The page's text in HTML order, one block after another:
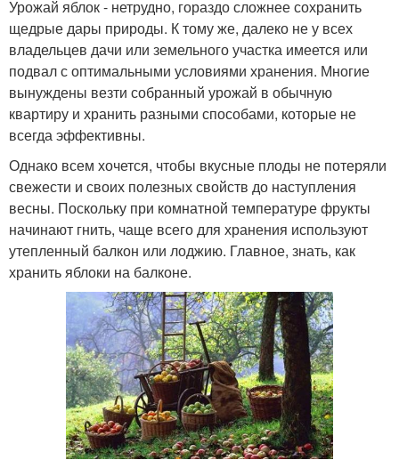
Урожай яблок - нетрудно, гораздо сложнее сохранить
щедрые дары природы. К тому же, далеко не у всех
владельцев дачи или земельного участка имеется или
подвал с оптимальными условиями хранения. Многие
вынуждены везти собранный урожай в обычную
квартиру и хранить разными способами, которые не
всегда эффективны.
Однако всем хочется, чтобы вкусные плоды не потеряли
свежести и своих полезных свойств до наступления
весны. Поскольку при комнатной температуре фрукты
начинают гнить, чаще всего для хранения используют
утепленный балкон или лоджию. Главное, знать, как
хранить яблоки на балконе.